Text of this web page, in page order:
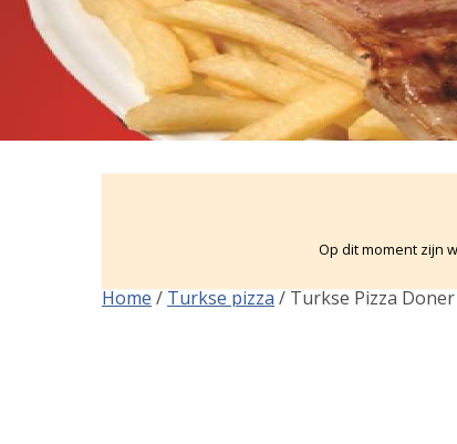
Op dit moment zijn
Home / Turkse pizza / Turkse Pizza Doner